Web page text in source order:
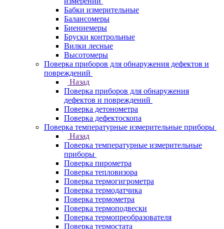
Бабки измерительные
Балансомеры
Биениемеры
Бруски контрольные
Вилки лесные
Высотомеры
Поверка приборов для обнаружения дефектов и
повреждений
Назад
Поверка приборов для обнаружения
дефектов и повреждений
Поверка детонометра
Поверка дефектоскопа
Поверка температурные измерительные приборы
Назад
Поверка температурные измерительные
приборы
Поверка пирометра
Поверка тепловизора
Поверка термогигрометра
Поверка термодатчика
Поверка термометра
Поверка термоподвески
Поверка термопреобразователя
Поверка термостата